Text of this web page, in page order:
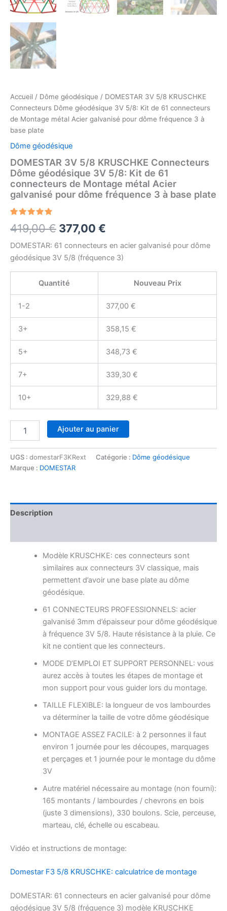
Accueil / Dôme géodésique / DOMESTAR 3V 5/8 KRUSCHKE
Connecteurs Dôme géodésique 3V 5/8: Kit de 61 connecteurs
de Montage métal Acier galvanisé pour dôme fréquence 3 à
base plate
Dôme géodésique
DOMESTAR 3V 5/8 KRUSCHKE Connecteurs
Dôme géodésique 3V 5/8: Kit de 61
connecteurs de Montage métal Acier
galvanisé pour dôme fréquence 3 à base plate
sur 5
basé sur
notations
419,00€ Le
prix
initial
était :
419,00 €.
377,00 €
prix
actuel
377,00 €.
DOMESTAR: 61 connecteurs en acier galvanisé pour dôme
géodésique 3V 5/8 (fréquence 3)
Quantité Nouveau Prix
1-2 377,00 €
3+ 358,15 €
5+ 348,73 €
7+ 339,30 €
10+ 329,88 €
3V
5/8
géodésique
3V
connecteurs
fréquence
Ajouter au panier
UGS : domestarF3KRext Catégorie : Dôme géodésique
Marque : DOMESTAR
Description
Modèle KRUSCHKE: ces connecteurs sont
similaires aux connecteurs 3V classique, mais
permettent d’avoir une base plate au dôme
géodésique.
61 CONNECTEURS PROFESSIONNELS: acier
galvanisé 3mm d’épaisseur pour dôme géodésique
à fréquence 3V 5/8. Haute résistance à la pluie. Ce
kit ne contient que les connecteurs.
MODE D’EMPLOI ET SUPPORT PERSONNEL: vous
aurez accès à toutes les étapes de montage et
mon support pour vous guider lors du montage.
TAILLE FLEXIBLE: la longueur de vos lambourdes
va déterminer la taille de votre dôme géodésique
MONTAGE ASSEZ FACILE: à 2 personnes il faut
environ 1 journée pour les découpes, marquages
et perçages et 1 journée pour le montage du dôme
3V
Autre matériel nécessaire au montage (non fourni):
165 montants / lambourdes / chevrons en bois
(juste 3 dimensions), 330 boulons. Scie, perceuse,
marteau, clé, échelle ou escabeau.
Vidéo et instructions de montage:
Domestar F3 5/8 KRUSCHKE: calculatrice de montage
DOMESTAR: 61 connecteurs en acier galvanisé pour dôme
géodésique 3V 5/8 (fréquence 3) modèle KRUSCHKE